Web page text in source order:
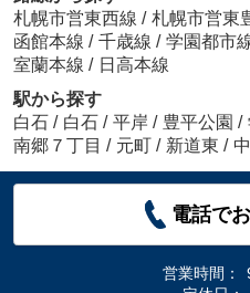
札幌市営東西線 / 札幌市営東
函館本線 / 千歳線 / 学園都市
室蘭本線 / 日高本線
駅から探す
白石 / 白石 / 平岸 / 豊平公園 /
南郷７丁目 / 元町 / 新道東 /
電話で
営業時間：